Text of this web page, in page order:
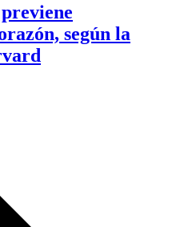
según la